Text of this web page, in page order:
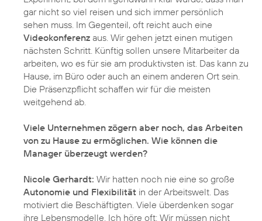
gar nicht so viel reisen und sich immer persönlich
sehen muss. Im Gegenteil, oft reicht auch eine
Videokonferenz aus. Wir gehen jetzt einen mutigen
nächsten Schritt. Künftig sollen unsere Mitarbeiter da
arbeiten, wo es für sie am produktivsten ist. Das kann zu
Hause, im Büro oder auch an einem anderen Ort sein.
Die Präsenzpflicht schaffen wir für die meisten
weitgehend ab.
Viele Unternehmen zögern aber noch, das Arbeiten
von zu Hause zu ermöglichen. Wie können die
Manager überzeugt werden?
Nicole Gerhardt: Wir hatten noch nie eine so große
Autonomie und Flexibilität in der Arbeitswelt. Das
motiviert die Beschäftigten. Viele überdenken sogar
ihre Lebensmodelle. Ich höre oft: Wir müssen nicht